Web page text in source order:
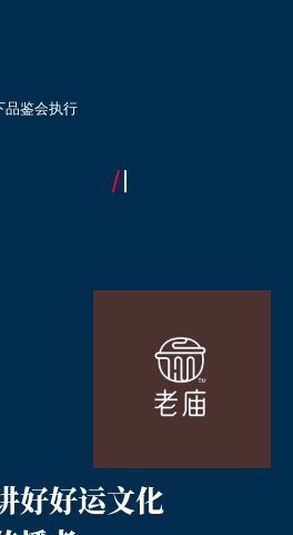
品鉴会执行
好好运文化